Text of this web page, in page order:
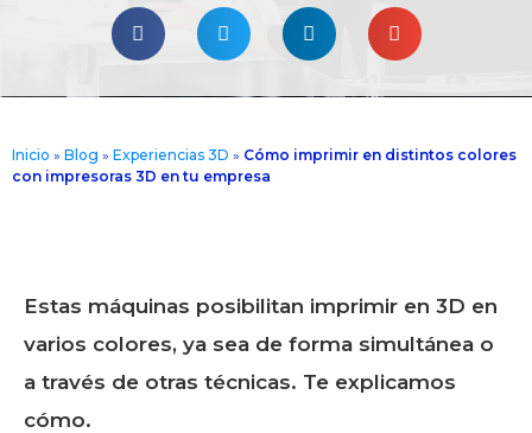
Inicio » Blog » Experiencias 3D » Cómo imprimir en distintos colores
con impresoras 3D en tu empresa
Estas máquinas posibilitan imprimir en 3D en
varios colores, ya sea de forma simultánea o
a través de otras técnicas. Te explicamos
cómo.